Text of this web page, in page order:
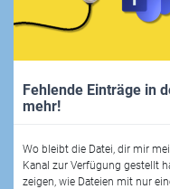
Fehlende Einträge in
mehr!
Wo bleibt die Datei, dir mir
Kanal zur Verfügung gestellt
zeigen, wie Dateien mit nur